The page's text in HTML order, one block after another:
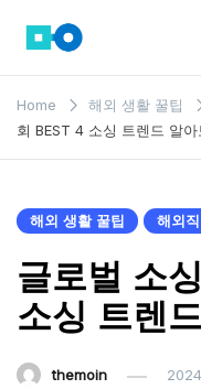
content
모인 해
외송금
까지 꼭 알아야 할
Home 해외 생활 꿀팁
회 BEST 4 소싱 트렌드 알아
해외 생활 꿀팁 해외
글로벌 소
소싱 트렌
themoin